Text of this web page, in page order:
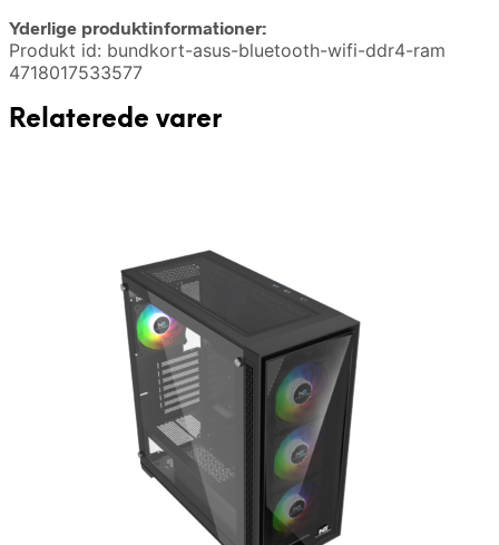
Yderlige produktinformationer:
Produkt id: bundkort-asus-bluetooth-wifi-ddr4-ram
4718017533577
Relaterede varer